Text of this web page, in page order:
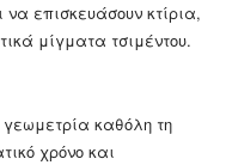
επισκευάσουν κτίρια,
μίγματα τσιμέντου.
καθόλη τη
χρόνο και